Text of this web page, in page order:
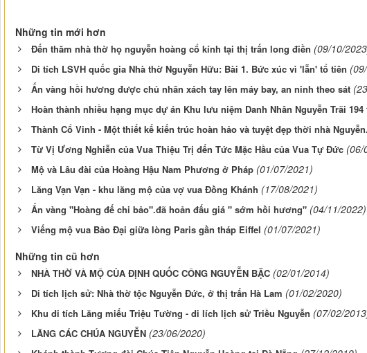
Những tin mới hơn
Đến thăm nhà thờ họ nguyễn hoàng cổ kính tại thị trấn long điền (09/10/
Di tích LSVH quốc gia Nhà thờ Nguyễn Hữu: Bài 1. Bức xúc vì 'lẫn' tổ tiên
Ấn vàng hồi hương được chủ nhân xách tay lên máy bay, an ninh theo sát
Hoàn thành nhiều hạng mục dự án Khu lưu niệm Danh Nhân Nguyễn Trãi 194
Thành Cổ Vinh - Một thiết kế kiến trúc hoàn hảo và tuyệt đẹp thời nhà Nguyễn.
Từ Vị Ương Nghiễn của Vua Thiệu Trị đến Tức Mặc Hầu của Vua Tự Đức (06/
Mộ và Lâu đài của Hoàng Hậu Nam Phương ở Pháp (01/07/2021)
Lăng Vạn Vạn - khu lăng mộ của vợ vua Đồng Khánh (17/08/2021)
Ấn vàng "Hoàng đế chi bảo".đã hoản đấu giá " sớm hồi hương" (04/11/2022)
Viếng mộ vua Bảo Đại giữa lòng Paris gần tháp Eiffel (01/07/2021)
Những tin cũ hơn
NHÀ THỜ VÀ MỘ CỦA ĐỊNH QUỐC CÔNG NGUYỄN BẶC (02/01/2014)
Di tích lịch sử: Nhà thờ tộc Nguyễn Đức, ở thị trấn Hà Lam (01/02/2020)
Khu di tích Lăng miếu Triệu Tường - di lích lịch sử Triều Nguyễn (07/02/
LĂNG CÁC CHÚA NGUYỄN (23/06/2020)